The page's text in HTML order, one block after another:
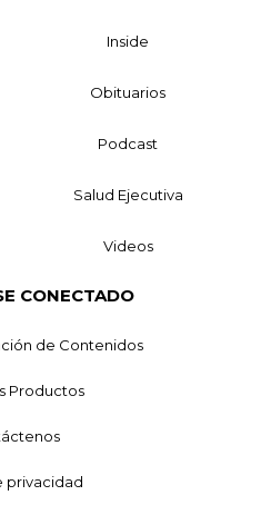
Inside
Obituarios
Podcast
Salud Ejecutiva
Videos
CONECTADO
de Contenidos
Productos
privacidad